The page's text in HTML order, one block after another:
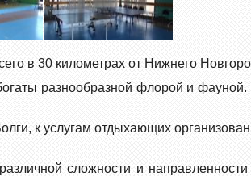
в 30 километрах от Нижнего
разнообразной флорой и фауной.
к услугам отдыхающих
сложности и